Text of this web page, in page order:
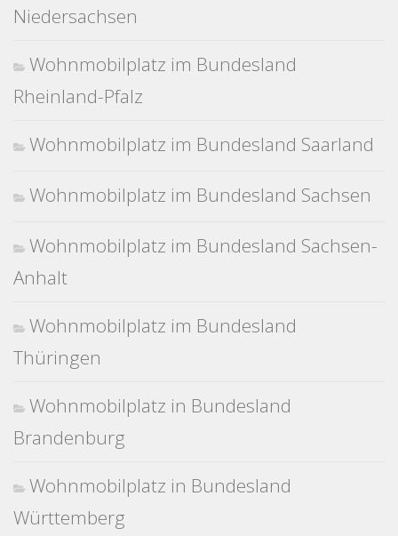
Niedersachsen
Wohnmobilplatz im Bundesland
Rheinland-Pfalz
Wohnmobilplatz im Bundesland Saarland
Wohnmobilplatz im Bundesland Sachsen
Wohnmobilplatz im Bundesland Sachsen-
Anhalt
Wohnmobilplatz im Bundesland
Thüringen
Wohnmobilplatz in Bundesland
Brandenburg
Wohnmobilplatz in Bundesland
Württemberg